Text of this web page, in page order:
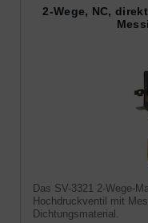
2-Wege, NC,
Das SV-3321 2-Wege-
Hochdruckventil mit
Dichtungsmaterial.